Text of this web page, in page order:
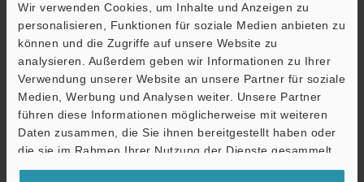
Wir verwenden Cookies, um Inhalte und Anzeigen zu
personalisieren, Funktionen für soziale Medien anbieten zu
können und die Zugriffe auf unsere Website zu
analysieren. Außerdem geben wir Informationen zu Ihrer
Verwendung unserer Website an unsere Partner für soziale
Medien, Werbung und Analysen weiter. Unsere Partner
führen diese Informationen möglicherweise mit weiteren
Daten zusammen, die Sie ihnen bereitgestellt haben oder
die sie im Rahmen Ihrer Nutzung der Dienste gesammelt
haben.
E-Mail-Adresse (erforderlich)
Download
Datenschutz ist uns wichtig - Ihre Daten werden niemals